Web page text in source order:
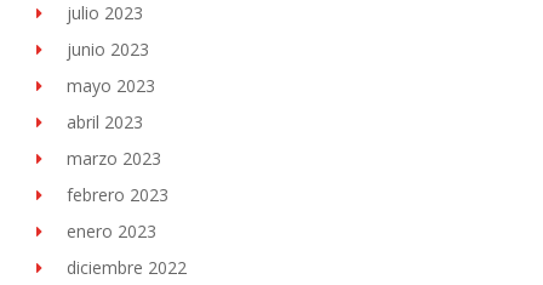
julio 2023
junio 2023
mayo 2023
abril 2023
marzo 2023
febrero 2023
enero 2023
diciembre 2022